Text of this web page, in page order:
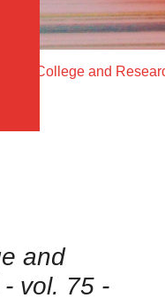
and
vol. 75 -